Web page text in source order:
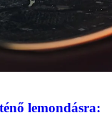
lemondásra: